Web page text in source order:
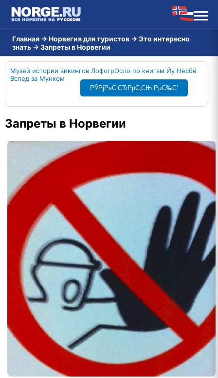
Главная → Норвегия для туристов → Это интересно
знать → Запреты в Норвегии
Музей истории викингов ЛофотрОсло по книгам Йу Несбё
Вслед за Мунком
РЎРјРѕС‚СЂРµС‚СЊ РµС‰С‘
Запреты в Норвегии